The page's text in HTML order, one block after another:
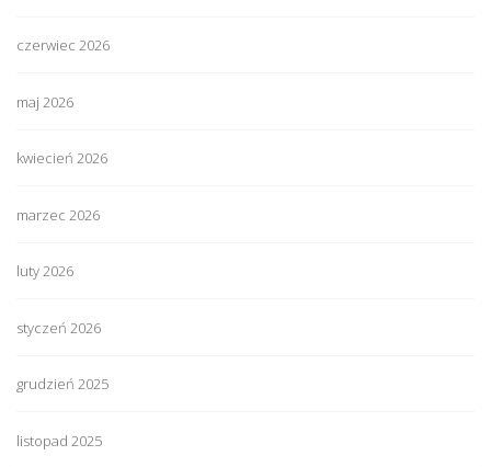
czerwiec 2026
maj 2026
kwiecień 2026
marzec 2026
luty 2026
styczeń 2026
grudzień 2025
listopad 2025